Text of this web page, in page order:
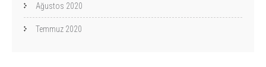
Ağustos 2020
Temmuz 2020